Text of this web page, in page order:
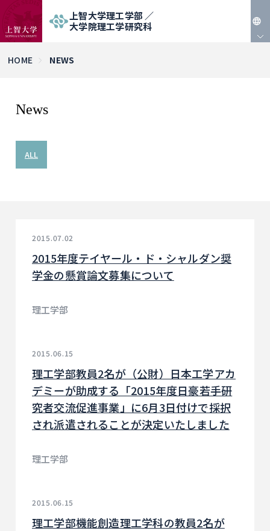
上智大学理工学部 ／
大学院理工学研究科
HOME NEWS
News
ALL
2015.07.02
2015年度テイヤール・ド・シャルダン奨
学金の懸賞論文募集について
理工学部
2015.06.15
理工学部教員2名が（公財）日本工学アカ
デミーが助成する「2015年度日豪若手研
究者交流促進事業」に6月3日付けで採択
され派遣されることが決定いたしました
理工学部
2015.06.15
理工学部機能創造理工学科の教員2名が